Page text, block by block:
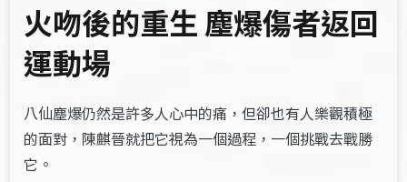
火吻後的重生 塵爆傷者返回
運動場
八仙塵爆仍然是許多人心中的痛，但卻也有人樂觀積極
的面對，陳麒晉就把它視為一個過程，一個挑戰去戰勝
它。